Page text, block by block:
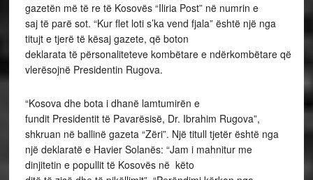
gazetën më të re të Kosovës “Iliria Post” në numrin e
saj të parë sot. “Kur flet loti s’ka vend fjala” është një nga
titujt e tjerë të kësaj gazete, që boton
deklarata të përsonaliteteve kombëtare e ndërkombëtare që
vlerësojnë Presidentin Rugova.
“Kosova dhe bota i dhanë lamtumirën e
fundit Presidentit të Pavarësisë, Dr. Ibrahim Rugova”,
shkruan në ballinë gazeta “Zëri”. Një titull tjetër është nga
një deklaratë e Havier Solanës: “Jam i mahnitur me
dinjitetin e popullit të Kosovës në këto